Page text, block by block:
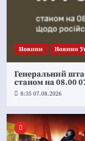
Новини Новини
Генеральний
станом на 08.00
8:35 07.08.2026